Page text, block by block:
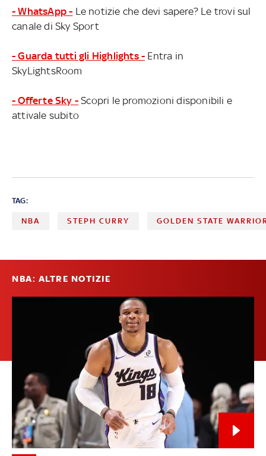
- WhatsApp - Le notizie che devi sapere? Le trovi sul
canale di Sky Sport
- Guarda tutti gli Highlights - Entra in
SkyLightsRoom
- Offerte Sky - Scopri le promozioni disponibili e
attivale subito
TAG:
NBA STEPH CURRY GOLDEN STATE
NBA: ALTRE NOTIZIE